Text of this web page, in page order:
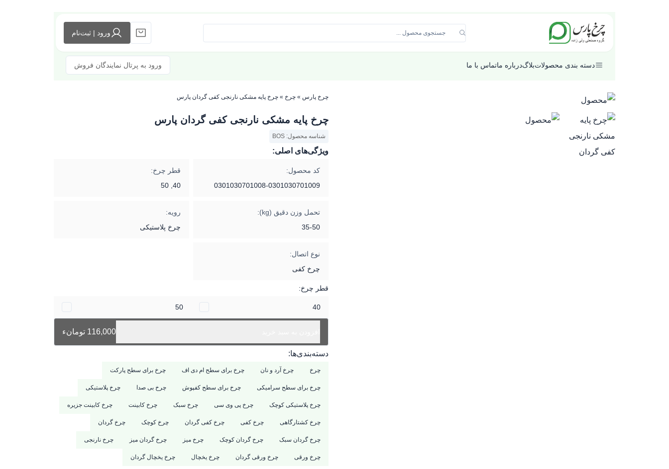
ورود | ثبت‌نام
دسته بندی محصولاتبلاگدرباره ماتماس با ما ورود به پرتال نمایندگان فروش
چرخ پارس » چرخ » چرخ پایه مشکی نارنجی کفی گردان پارس
چرخ پایه مشکی نارنجی کفی گردان پارس
شناسه محصول: BOS
ویژگی‌های اصلی:
کد محصول:
0301030701008-0301030701009
قطر چرخ:
40, 50
تحمل وزن دقیق (kg):
35-50
رویه:
چرخ پلاستیکی
نوع اتصال:
چرخ کفی
قطر چرخ:
40
50
116,000 تومانء
دسته‌بندی‌ها:
چرخ چرخ آرد و نان چرخ برای سطح ام دی اف چرخ برای سطح پارکت
چرخ برای سطح سرامیکی چرخ برای سطح کفپوش چرخ بی صدا چرخ پلاستیکی
چرخ پلاستیکی کوچک چرخ پی وی سی چرخ سبک چرخ کابینت چرخ کابینت جزیره
چرخ کشتارگاهی چرخ کفی چرخ کفی گردان چرخ کوچک چرخ گردان
چرخ گردان سبک چرخ گردان کوچک چرخ میز چرخ گردان میز چرخ نارنجی
چرخ ورقی چرخ ورقی گردان چرخ یخچال چرخ یخچال گردان